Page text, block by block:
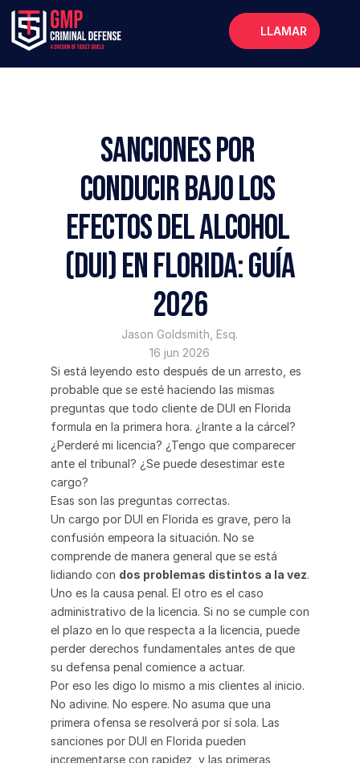
LLAMAR
Servicios
Preguntas frecuentes
Sanciones por
conducir bajo los
efectos del alcohol
(DUI) en Florida: Guía
2026
Jason Goldsmith, Esq.
16 jun 2026
Si está leyendo esto después de un arresto, es
probable que se esté haciendo las mismas
preguntas que todo cliente de DUI en Florida
formula en la primera hora. ¿Irante a la cárcel?
¿Perderé mi licencia? ¿Tengo que comparecer
ante el tribunal? ¿Se puede desestimar este
cargo?
Esas son las preguntas correctas.
Un cargo por DUI en Florida es grave, pero la
confusión empeora la situación. No se
comprende de manera general que se está
lidiando con dos problemas distintos a la vez.
Uno es la causa penal. El otro es el caso
administrativo de la licencia. Si no se cumple con
el plazo en lo que respecta a la licencia, puede
perder derechos fundamentales antes de que
su defensa penal comience a actuar.
Por eso les digo lo mismo a mis clientes al inicio.
No adivine. No espere. No asuma que una
primera ofensa se resolverá por sí sola. Las
sanciones por DUI en Florida pueden
incrementarse con rapidez, y las primeras